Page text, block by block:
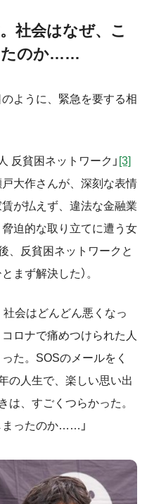
社会はなぜ、こ
たのか……
ように、緊急を要する相
反貧困ネットワーク」 [3]
大作さんが、深刻な表情
が払えず、違法な金融業
迫的な取り立てに遭う女
、反貧困ネットワークと
まず解決した）。
会はどんどん悪くなっ
ロナで痛めつけられた人
た。 SOSのメールをく
の人生で、楽しい思い出
は、すごくつらかった。
まったのか……」